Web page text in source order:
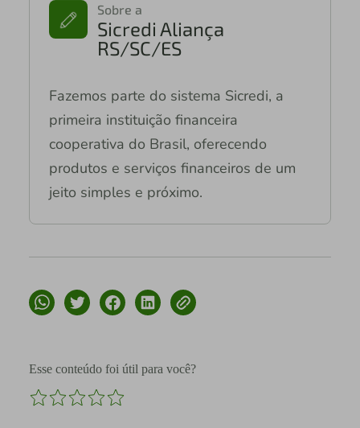
Sobre a
Sicredi Aliança
RS/SC/ES
Fazemos parte do sistema Sicredi, a
primeira instituição financeira
cooperativa do Brasil, oferecendo
produtos e serviços financeiros de um
jeito simples e próximo.
Esse conteúdo foi útil para você?